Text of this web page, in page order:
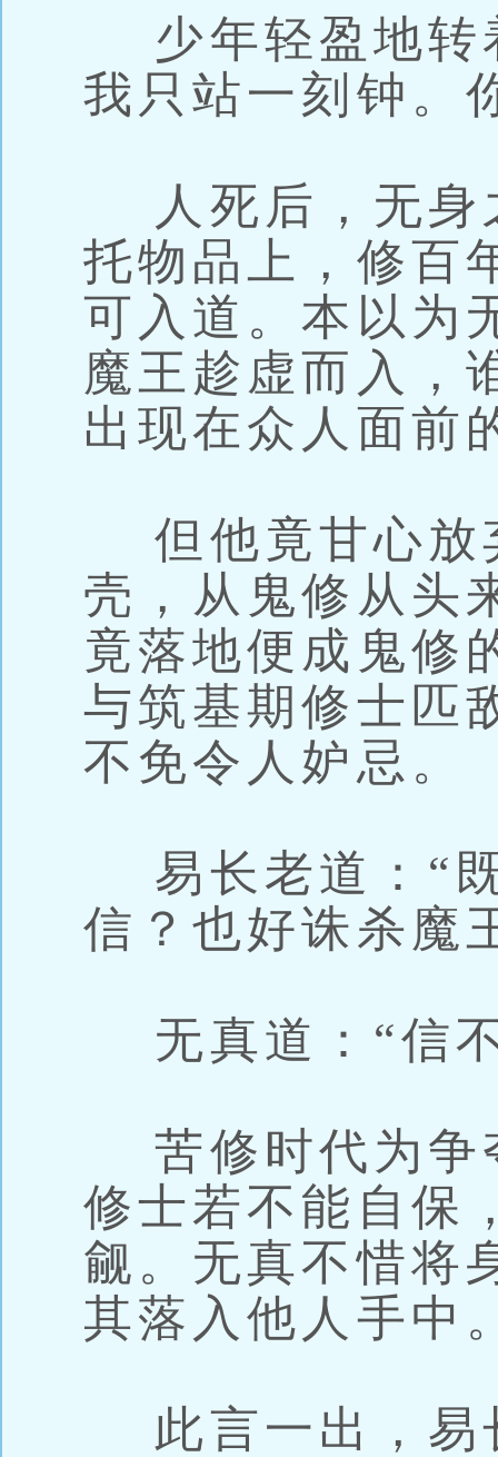
少年轻盈地转
我只站一刻钟。
人死后，无身
托物品上，修百
可入道。本以为
魔王趁虚而入，
出现在众人面前
但他竟甘心放
壳，从鬼修从头
竟落地便成鬼修
与筑基期修士匹
不免令人妒忌。
易长老道：“
信？也好诛杀魔
无真道：“信
苦修时代为争
修士若不能自保
觎。无真不惜将
其落入他人手中
此言一出，易